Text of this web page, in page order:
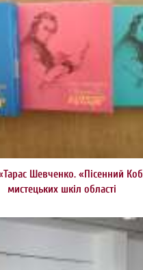
Шевченко. «Пісенний
мистецьких шкіл області